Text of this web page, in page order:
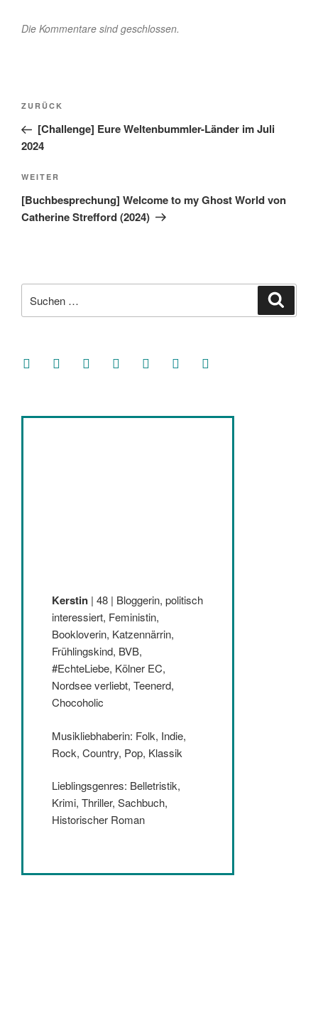
Die Kommentare sind geschlossen.
Beitragsnavigation
Vorheriger
Beitrag
ZURÜCK
[Challenge] Eure Weltenbummler-Länder im Juli
2024
Nächster
Beitrag
WEITER
[Buchbesprechung] Welcome to my Ghost World von
Catherine Strefford (2024)
nach:
facebooksoundcloud
twitter mastodoninstagramthreads goodreads
Kerstin | 48 | Bloggerin, politisch
interessiert, Feministin,
Bookloverin, Katzennärrin,
Frühlingskind, BVB,
#EchteLiebe, Kölner EC,
Nordsee verliebt, Teenerd,
Chocoholic
Musikliebhaberin: Folk, Indie,
Rock, Country, Pop, Klassik
Lieblingsgenres: Belletristik,
Krimi, Thriller, Sachbuch,
Historischer Roman